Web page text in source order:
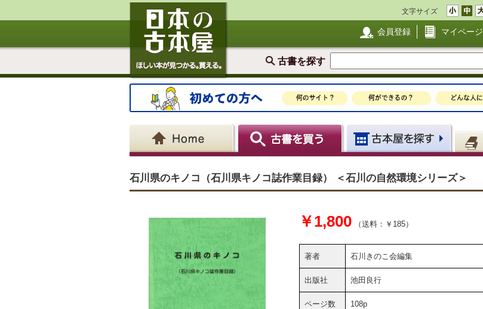
文字サイズ
会員登録 マイページ
古書を探す
石川県のキノコ（石川県キノコ誌作業目録） ＜石川の自然環境シリーズ＞
￥1,800 （送料：￥185）
著者 石川きのこ会編集
出版社 池田良行
ページ数 108p